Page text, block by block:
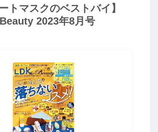
トマスクのベストバイ】
2023年8月号